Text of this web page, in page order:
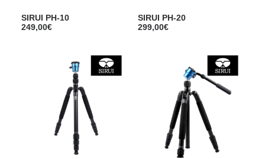
SIRUI PH-10
249,00€
SIRUI PH-20
299,00€